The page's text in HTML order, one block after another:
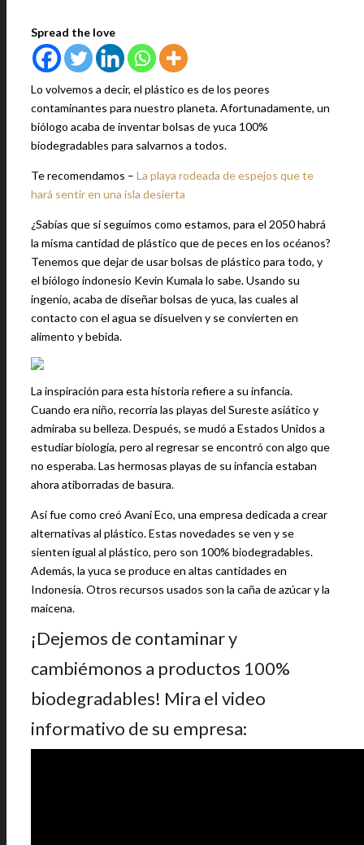
Spread the love
Lo volvemos a decir, el plástico es de los peores
contaminantes para nuestro planeta. Afortunadamente, un
biólogo acaba de inventar bolsas de yuca 100%
biodegradables para salvarnos a todos.
Te recomendamos – La playa rodeada de espejos que te
hará sentir en una isla desierta
¿Sabías que si seguimos como estamos, para el 2050 habrá
la misma cantidad de plástico que de peces en los océanos?
Tenemos que dejar de usar bolsas de plástico para todo, y
el biólogo indonesio Kevin Kumala lo sabe. Usando su
ingenio, acaba de diseñar bolsas de yuca, las cuales al
contacto con el agua se disuelven y se convierten en
alimento y bebida.
La inspiración para esta historia refiere a su infancia.
Cuando era niño, recorría las playas del Sureste asiático y
admiraba su belleza. Después, se mudó a Estados Unidos a
estudiar biología, pero al regresar se encontró con algo que
no esperaba. Las hermosas playas de su infancia estaban
ahora atiborradas de basura.
Así fue como creó Avani Eco, una empresa dedicada a crear
alternativas al plástico. Estas novedades se ven y se
sienten igual al plástico, pero son 100% biodegradables.
Además, la yuca se produce en altas cantidades en
Indonesia. Otros recursos usados son la caña de azúcar y la
maicena.
¡Dejemos de contaminar y
cambiémonos a productos 100%
biodegradables! Mira el video
informativo de su empresa: